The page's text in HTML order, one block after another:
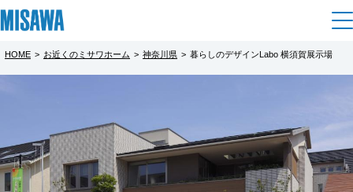
住まい
商品ラインアップ
個人のお客さま
リフォーム
HOME > お近くのミサワホーム > 神奈川県 > 暮らしのデザインLabo 横須賀展示場
北海道
北海道